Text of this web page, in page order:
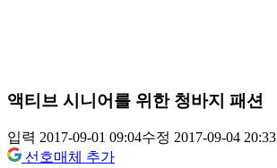
액티브 시니어를 위한 청바지 패션
입력 2017-09-01 09:04수정 2017-09-04 20:33
선호매체 추가